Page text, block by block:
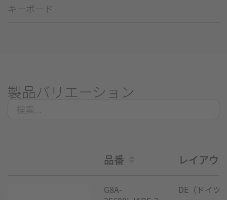
キーボード
製品バリエーション
品番 レイアウ
G8A-
DE（ドイツ